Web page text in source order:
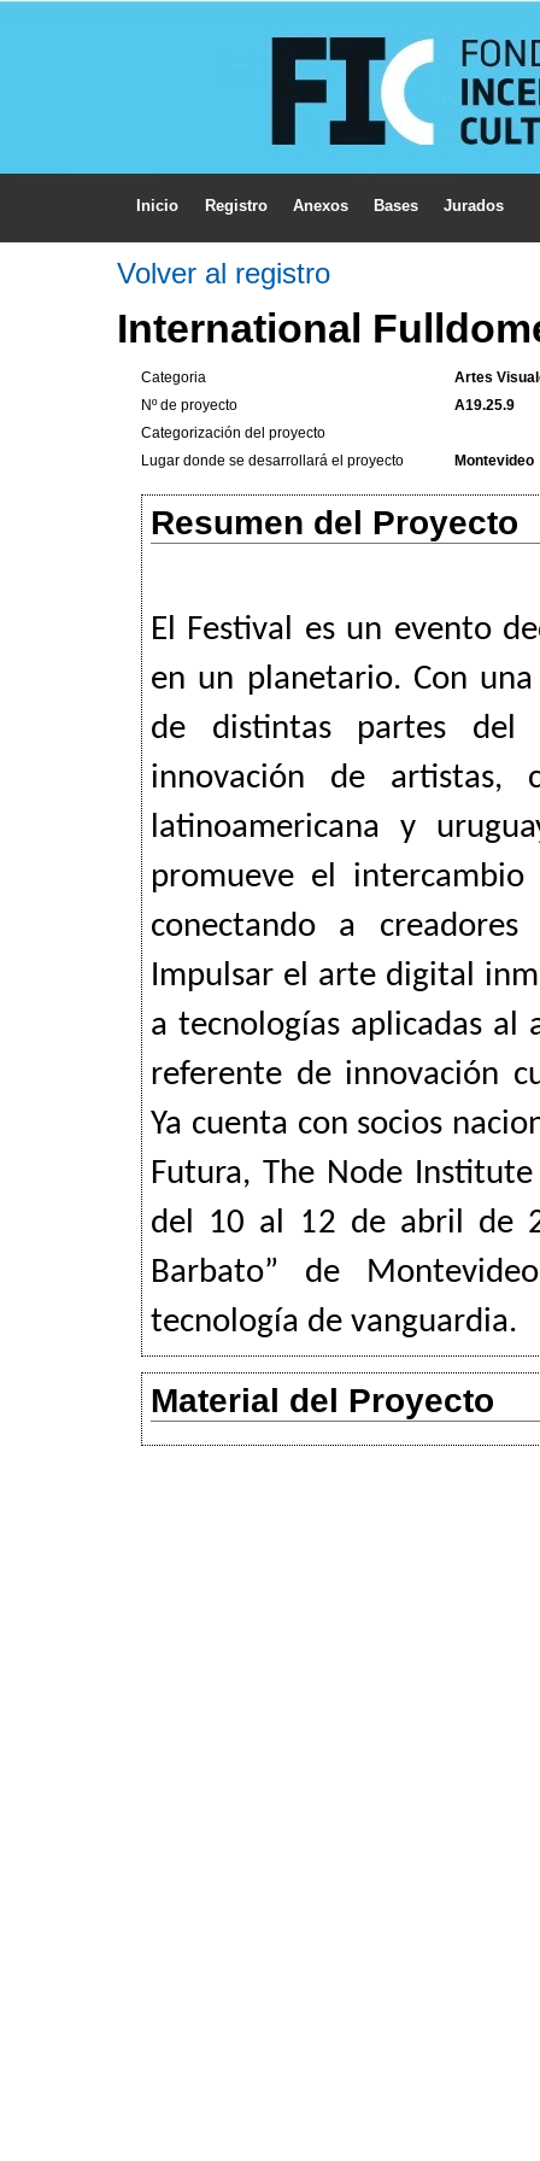
Inicio Registro Anexos Bases Jurados
Volver al registro
International
Categoria
Artes
Nº de proyecto
A19.25.9
Categorización del proyecto
Lugar donde se desarrollará el proyecto
Montevideo
Resumen del Proyecto
El Festival es un evento
en un planetario. Con
de distintas partes del
innovación de artistas,
latinoamericana y
promueve el
conectando a
Impulsar el arte digital
a tecnologías aplicadas
referente de innovación
Ya cuenta con socios
Futura, The Node
del 10 al 12 de abril de
Barbato” de
tecnología de vanguardia.
Material del Proyecto